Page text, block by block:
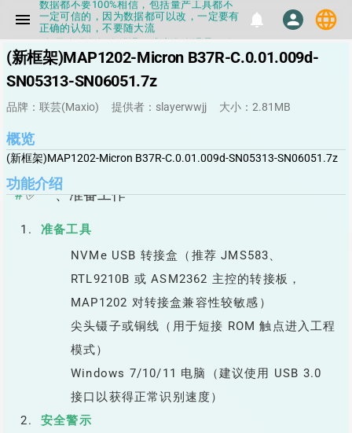
menu
一定可信的，因为数据都可以改，一定要有
正确的认知，不要随大流
▪如果发现数据有错误，或者存在误导，欢
指导性数据
签啦，使用更加丝滑，快点击下载吧
下载服务会暂停一段时间才能恢复
数据都不要100%相信，包括量产工具都不
一定可信的，因为数据都可以改，一定要有
▪如果发现数据有错误，或者存在误导，欢
迎积极反馈，Flashinfo尽量维护最正确的
▪Flashinfo APP更新技术规格和量产工具标
签啦，使用更加丝滑，快点击下载吧
notifications person language
(新框架)MAP1202-Micron B37R-C.0.01.009d-
SN05313-SN06051.7z
品牌：联芸(Maxio) 提供者：slayerwwjj 大小：2.81MB
概览
(新框架)MAP1202-Micron B37R-C.0.01.009d-SN05313-SN06051.7z
功能介绍
✅ 一、准备工作
准备工具
NVMe USB 转接盒（推荐 JMS583、
RTL9210B 或 ASM2362 主控的转接板，
MAP1202 对转接盒兼容性较敏感）
尖头镊子或铜线（用于短接 ROM 触点进入工程
模式）
Windows 7/10/11 电脑（建议使用 USB 3.0
接口以获得正常识别速度）
安全警示